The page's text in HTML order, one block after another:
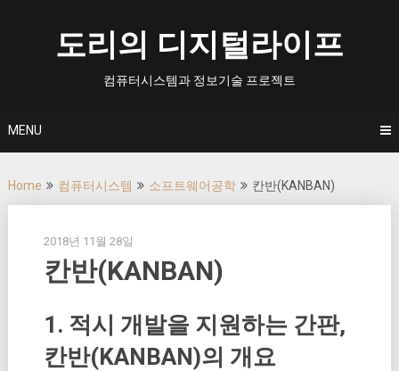
도리의 디지털라이프
컴퓨터시스템과 정보기술 프로젝트
MENU
Home 컴퓨터시스템 소프트웨어공학 칸반(KANBAN)
2018년 11월 28일
칸반(KANBAN)
1. 적시 개발을 지원하는 간판,
칸반(KANBAN)의 개요